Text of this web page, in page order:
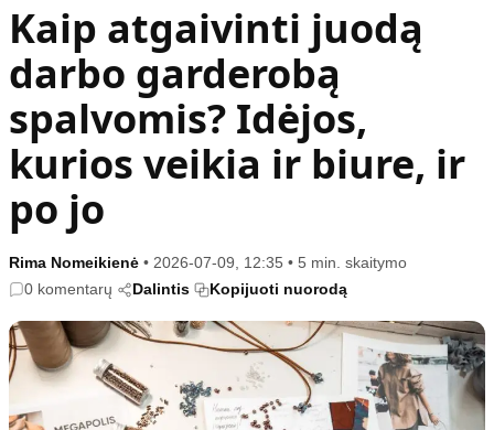
Gyvenimas
Įdomybės
Mada
Mokslas
Namai ir interjeras
Kulinarija
Technologijos
Gyvenimo būdas
Vasaros mada
Tėvai ir vaikai
Populiaru
Kultūra
Sodas ir daržas
Sveikata ir grožis
Karjera
Psichologinė sveikata
Etikos politika
Klaidų taisymo politika
Naudojimo sąlygos
Privatumo politika
Reklamos politika
Kaip atgaivinti juodą
darbo garderobą
spalvomis? Idėjos,
kurios veikia ir biure, ir
po jo
Rima Nomeikienė • 2026-07-09, 12:35 • 5 min. skaitymo
0 komentarų
Dalintis Kopijuoti nuorodą